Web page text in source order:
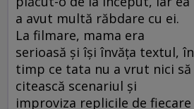
a avut multă răbdare cu ei.
La filmare, mama era
serioasă şi îşi învăţa textul, în
timp ce tata nu a vrut nici să
citească scenariul şi
improviza replicile de fiecare